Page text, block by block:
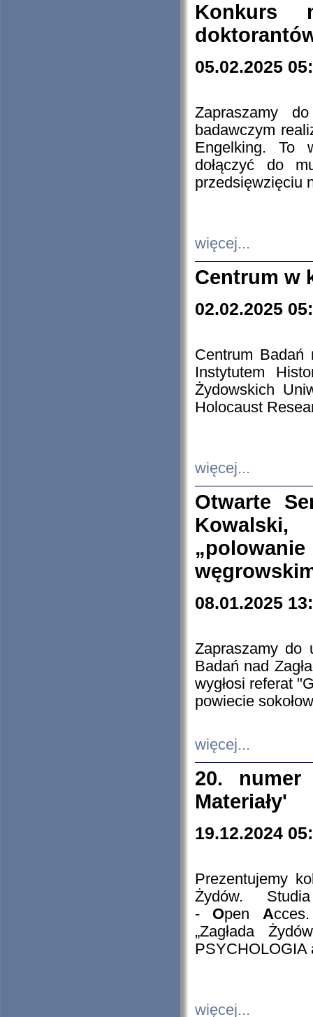
Konkurs
05.02.2025
Zapraszamy
badawczym
Engelking. To
dołączyć do
przedsięwzięciu
więcej...
Centrum w
02.02.2025
Centrum Badań
Instytutem
Żydowskich
Holocaust
więcej...
Otwarte
08.01.2025
Zapraszamy do
Badań nad
wygłosi referat
powiecie
więcej...
20. numer
Materiały'
19.12.2024
Prezentujemy
Żydów.
- Open A
„Zagłada
PSYCHOLOGIA
więcej...